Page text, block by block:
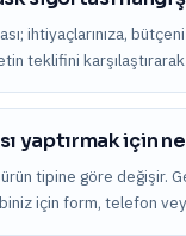
ihtiyaçlarınıza,
teklifini karşılaştırarak
yaptırmak için
tipine göre değişir.
için form, telefon